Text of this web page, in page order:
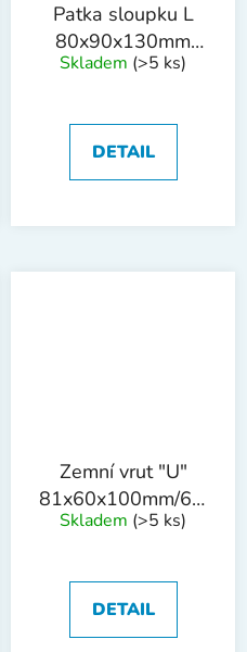
Patka sloupku L
80x90x130mm
tl.4mm trn
Skladem (>5 ks)
DETAIL
Zemní vrut "U"
81x60x100mm/60cm
tl.4mm ZN
Skladem (>5 ks)
DETAIL